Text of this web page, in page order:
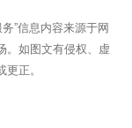
”信息内容来源于网
。如图文有侵权、虚
正。